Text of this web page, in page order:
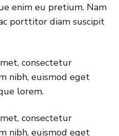
enim eu pretium. Nam
porttitor diam suscipit
consectetur
nibh, euismod eget
lorem.
consectetur
nibh, euismod eget